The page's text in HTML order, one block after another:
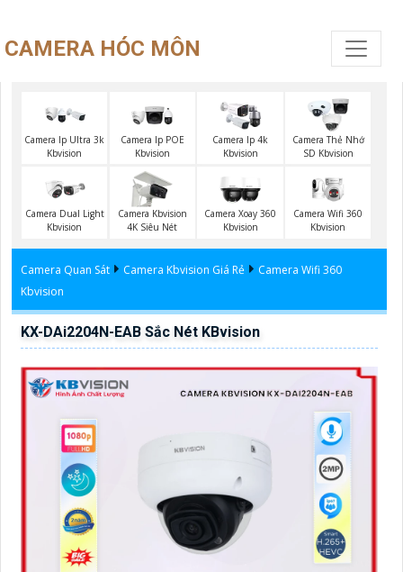
CAMERA HÓC MÔN
Camera Ip Ultra 3k
Kbvision
Camera Ip POE
Kbvision
Camera Ip 4k
Kbvision
Camera Thẻ Nhớ
SD Kbvision
Camera Dual Light
Kbvision
Camera Kbvision
4K Siêu Nét
Camera Xoay 360
Kbvision
Camera Wifi 360
Kbvision
Camera Quan Sát Camera Kbvision Giá Rẻ
Camera Wifi 360
Kbvision
KX-DAi2204N-EAB Sắc Nét KBvision